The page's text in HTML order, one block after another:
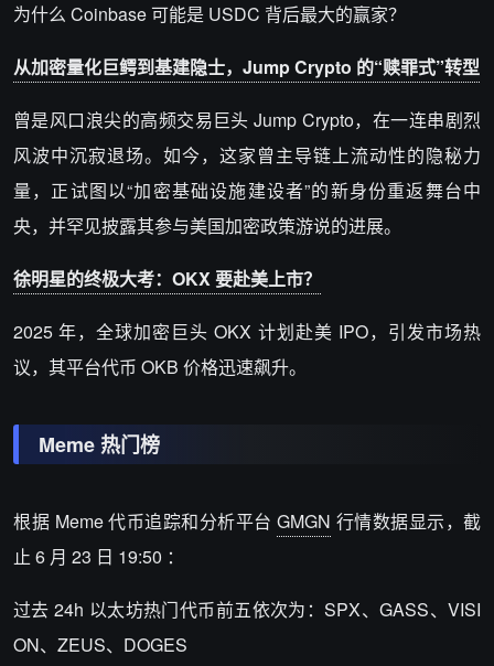
为什么 Coinbase 可能是 USDC 背后最大的赢家？
从加密量化巨鳄到基建隐士，Jump Crypto 的“赎罪式”转型
曾是风口浪尖的高频交易巨头 Jump Crypto，在一连串剧烈
风波中沉寂退场。如今，这家曾主导链上流动性的隐秘力
量，正试图以“加密基础设施建设者”的新身份重返舞台中
央，并罕见披露其参与美国加密政策游说的进展。
徐明星的终极大考：OKX 要赴美上市？
2025 年，全球加密巨头 OKX 计划赴美 IPO，引发市场热
议，其平台代币 OKB 价格迅速飙升。
Meme 热门榜
根据 Meme 代币追踪和分析平台 GMGN 行情数据显示，截
止 6 月 23 日 19:50 ：
过去 24h 以太坊热门代币前五依次为：SPX、GASS、VISI
ON、ZEUS、DOGES